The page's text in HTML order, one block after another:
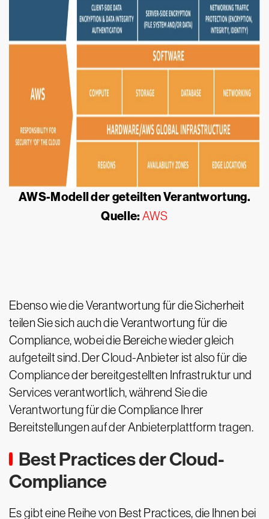
AWS-Modell der geteilten Verantwortung.
Quelle:AWS
Ebenso wie die Verantwortung für die Sicherheit
teilen Sie sich auch die Verantwortung für die
Compliance, wobei die Bereiche wieder gleich
aufgeteilt sind. Der Cloud-Anbieter ist also für die
Compliance der bereitgestellten Infrastruktur und
Services verantwortlich, während Sie die
Verantwortung für die Compliance Ihrer
Bereitstellungen auf der Anbieterplattform tragen.
Best Practices der Cloud-
Compliance
Es gibt eine Reihe von Best Practices, die Ihnen bei